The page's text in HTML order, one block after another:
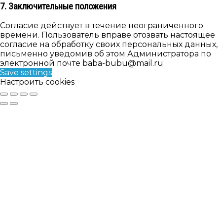
7. Заключительные положения
Согласие действует в течение неограниченного
времени. Пользователь вправе отозвать настоящее
согласие на обработку своих персональных данных,
письменно уведомив об этом Администратора по
электронной почте baba-bubu@mail.ru
Save settings
Настроить cookies